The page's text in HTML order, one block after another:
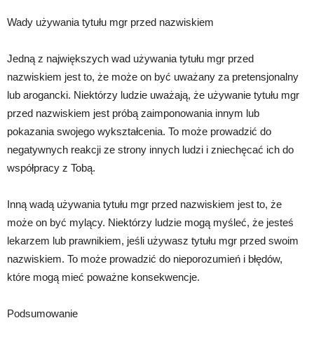
Wady używania tytułu mgr przed nazwiskiem
Jedną z największych wad używania tytułu mgr przed
nazwiskiem jest to, że może on być uważany za pretensjonalny
lub arogancki. Niektórzy ludzie uważają, że używanie tytułu mgr
przed nazwiskiem jest próbą zaimponowania innym lub
pokazania swojego wykształcenia. To może prowadzić do
negatywnych reakcji ze strony innych ludzi i zniechęcać ich do
współpracy z Tobą.
Inną wadą używania tytułu mgr przed nazwiskiem jest to, że
może on być mylący. Niektórzy ludzie mogą myśleć, że jesteś
lekarzem lub prawnikiem, jeśli używasz tytułu mgr przed swoim
nazwiskiem. To może prowadzić do nieporozumień i błędów,
które mogą mieć poważne konsekwencje.
Podsumowanie